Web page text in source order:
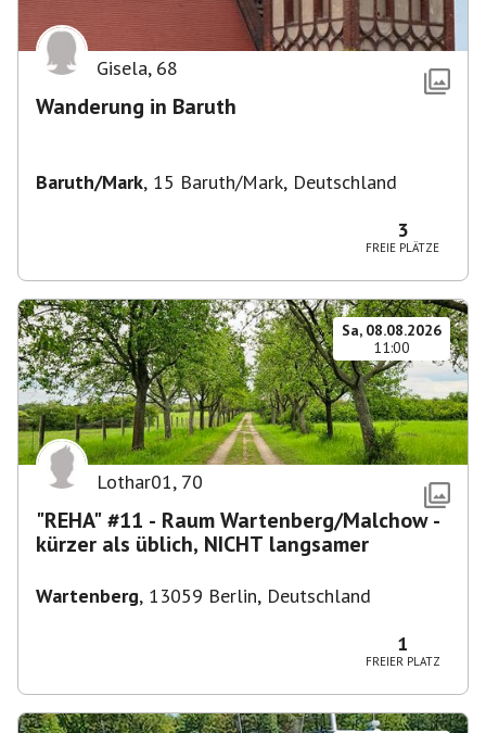
Gisela, 68
Wanderung in Baruth
Baruth/Mark, 15 Baruth/Mark, Deutschland
3
FREIE PLÄTZE
Sa, 08.08.2026
11:00
Lothar01, 70
"REHA" #11 - Raum Wartenberg/Malchow -
kürzer als üblich, NICHT langsamer
Wartenberg, 13059 Berlin, Deutschland
1
FREIER PLATZ